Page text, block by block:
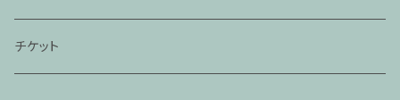
家族割プラン
アパレル
チケット